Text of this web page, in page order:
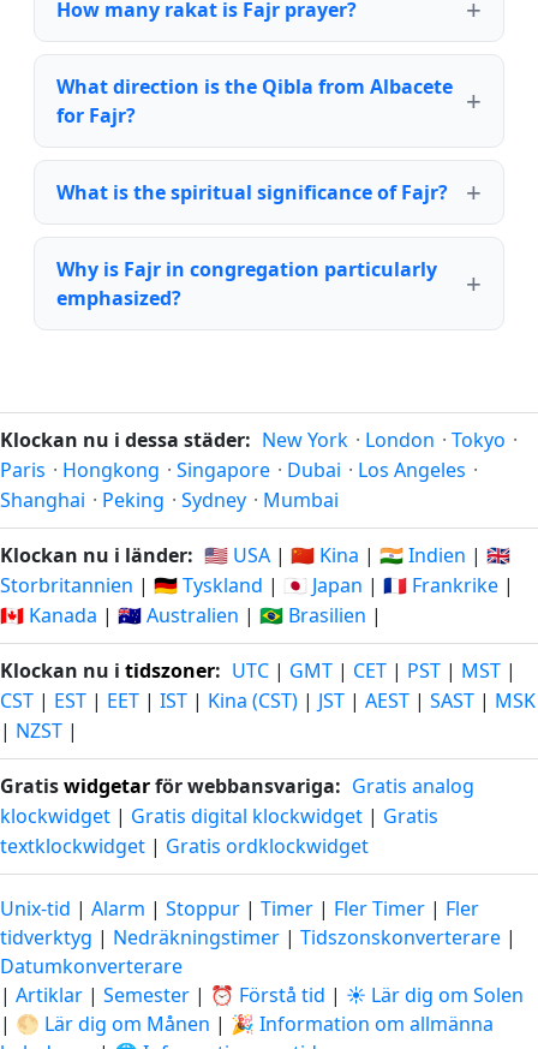
How many rakat is Fajr prayer?
What direction is the Qibla from Albacete
for Fajr?
What is the spiritual significance of Fajr?
Why is Fajr in congregation particularly
emphasized?
Klockan nu i dessa städer: New York · London · Tokyo ·
Paris · Hongkong · Singapore · Dubai · Los Angeles ·
Shanghai · Peking · Sydney · Mumbai
Klockan nu i länder: 🇺🇸 USA | 🇨🇳 Kina | 🇮🇳 Indien | 🇬🇧
Storbritannien | 🇩🇪 Tyskland | 🇯🇵 Japan | 🇫🇷 Frankrike |
🇨🇦 Kanada | 🇦🇺 Australien | 🇧🇷 Brasilien |
Klockan nu i tidszoner: UTC | GMT | CET | PST | MST |
CST | EST | EET | IST | Kina (CST) | JST | AEST | SAST | MSK
| NZST |
Gratiswidgetarför webbansvariga: Gratis analog
klockwidget | Gratis digital klockwidget | Gratis
textklockwidget | Gratis ordklockwidget
Unix-tid | Alarm | Stoppur | Timer | Fler Timer | Fler
tidverktyg | Nedräkningstimer | Tidszonskonverterare |
Datumkonverterare
| Artiklar | Semester | ⏰ Förstå tid | ☀️ Lär dig om Solen
| 🌕 Lär dig om Månen | 🎉 Information om allmänna